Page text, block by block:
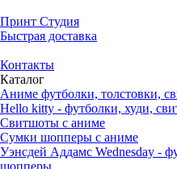
Принт Студия
Быстрая доставка
Контакты
Каталог
Аниме футболки, толстовки,
Hello kitty - футболки, худи,
Свитшоты с аниме
Сумки шопперы с аниме
Уэнсдей Аддамс Wednesday -
шопперы